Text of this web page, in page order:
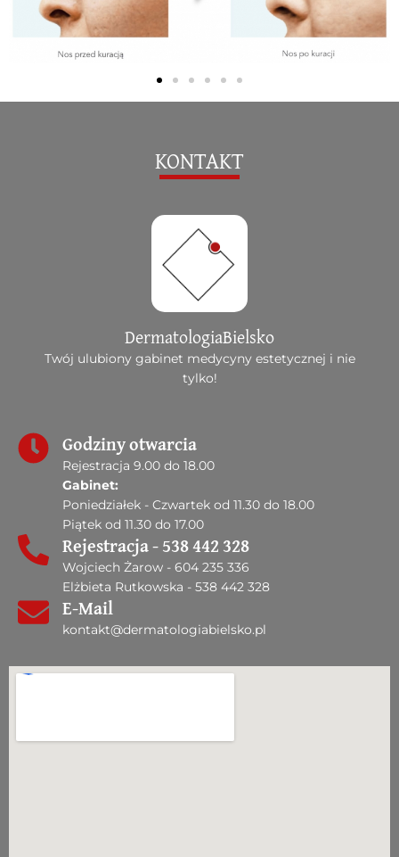
KONTAKT
DermatologiaBielsko
Twój ulubiony gabinet medycyny estetycznej i nie
tylko!
Godziny otwarcia
Rejestracja 9.00 do 18.00
Gabinet:
Poniedziałek - Czwartek od 11.30 do 18.00
Piątek od 11.30 do 17.00
Rejestracja - 538 442 328
Wojciech Żarow - 604 235 336
Elżbieta Rutkowska - 538 442 328
E-Mail
kontakt@dermatologiabielsko.pl